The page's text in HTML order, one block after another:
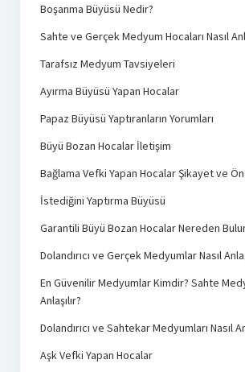
Boşanma Büyüsü Nedir?
Sahte ve Gerçek Medyum Hocaları Nasıl
Tarafsız Medyum Tavsiyeleri
Ayırma Büyüsü Yapan Hocalar
Papaz Büyüsü Yaptıranların Yorumları
Büyü Bozan Hocalar İletişim
Bağlama Vefki Yapan Hocalar Şikayet ve
İstediğini Yaptırma Büyüsü
Garantili Büyü Bozan Hocalar Nereden
Dolandırıcı ve Gerçek Medyumlar Nasıl
En Güvenilir Medyumlar Kimdir? Sahte
Anlaşılır?
Dolandırıcı ve Sahtekar Medyumları Nasıl
Aşk Vefki Yapan Hocalar